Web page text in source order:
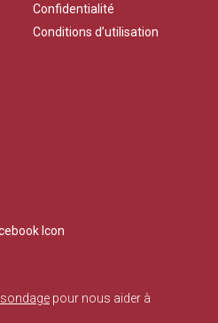
Confidentialité
Conditions d’utilisation
sondage pour nous aider à